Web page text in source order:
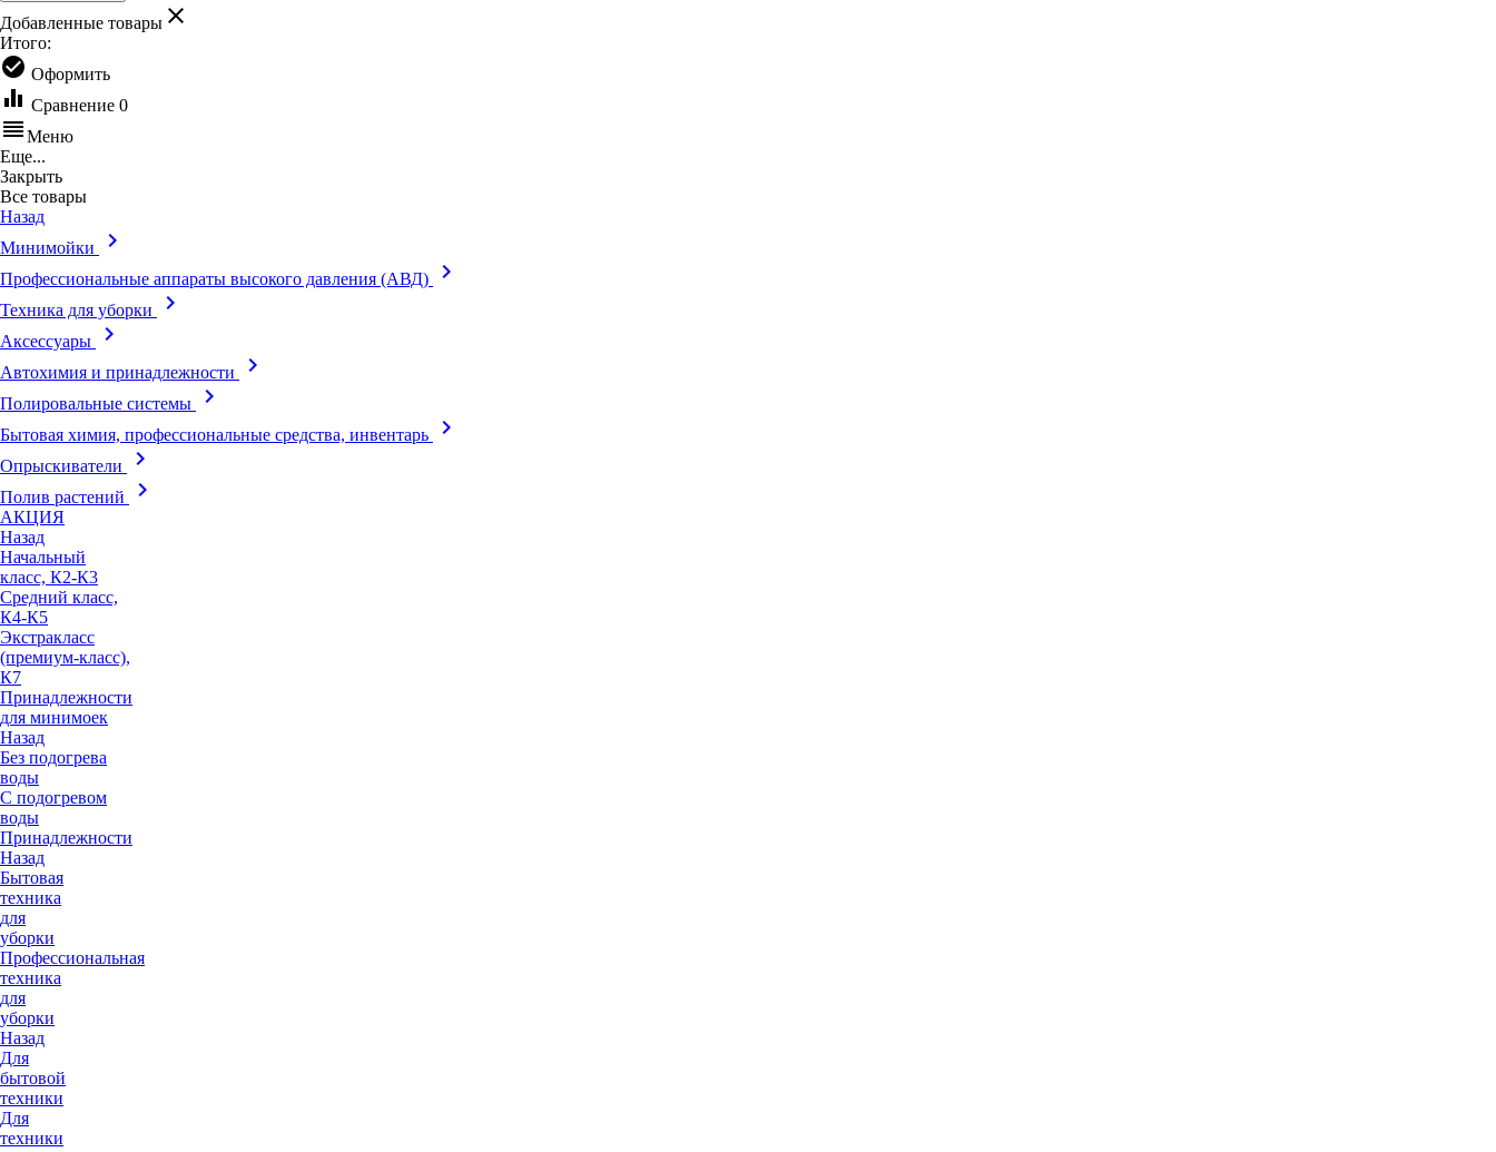
Добавленные товары clear
Итого:
check_circle Оформить
equalizer Сравнение 0
reorderМеню
Еще...
Закрыть
Все товары
Назад
Минимойки
keyboard_arrow_right
Профессиональные аппараты высокого давления (АВД) keyboard_arrow_right
Техника для уборки keyboard_arrow_right
Аксессуары keyboard_arrow_right
Автохимия и принадлежности keyboard_arrow_right
Полировальные системы keyboard_arrow_right
Бытовая химия, профессиональные средства, инвентарь keyboard_arrow_right
Опрыскиватели keyboard_arrow_right
Полив растений keyboard_arrow_right
АКЦИЯ
Назад
Начальный
класс, К2-К3
Средний класс,
К4-К5
Экстракласс
(премиум-класс),
К7
Принадлежности
для минимоек
Назад
Без подогрева
воды
С подогревом
воды
Принадлежности
Назад
Бытовая
техника
для
уборки
Профессиональная
техника
для
уборки
Назад
Для
бытовой
техники
Для
техники